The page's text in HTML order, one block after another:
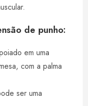
de punho:
em uma
com a palma
ser uma